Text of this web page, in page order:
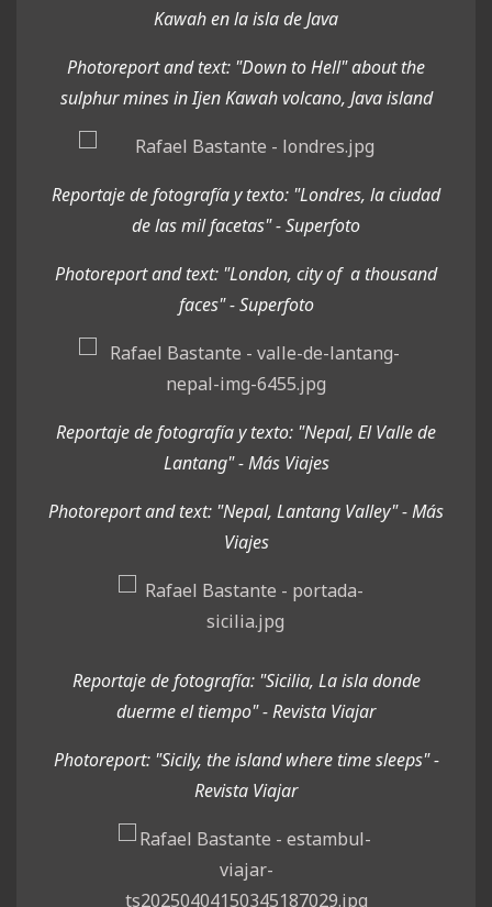
Kawah en la isla de Java
Photoreport and text: "Down to Hell" about the
sulphur mines in Ijen Kawah volcano, Java island
Reportaje de fotografía y texto: "Londres, la ciudad
de las mil facetas" - Superfoto
Photoreport and text: "London, city of a thousand
faces" - Superfoto
Reportaje de fotografía y texto: "Nepal, El Valle de
Lantang" - Más Viajes
Photoreport and text: "Nepal, Lantang Valley" - Más
Viajes
Reportaje de fotografía: "Sicilia, La isla donde
duerme el tiempo" - Revista Viajar
Photoreport: "Sicily, the island where time sleeps" -
Revista Viajar